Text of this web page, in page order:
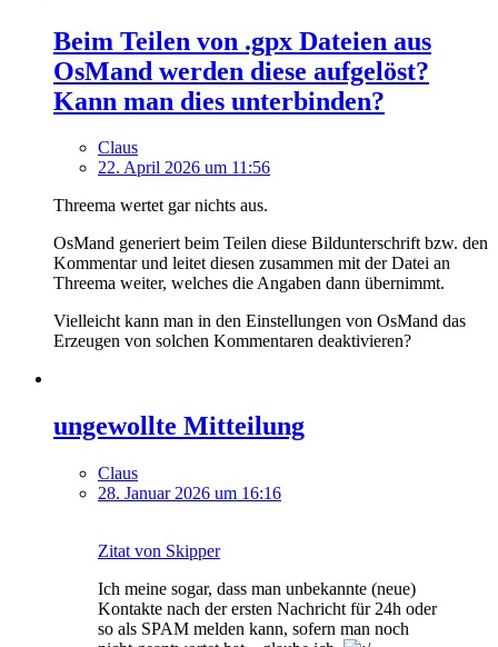
Beim Teilen von .gpx Dateien aus
OsMand werden diese aufgelöst?
Kann man dies unterbinden?
Claus
22. April 2026 um 11:56
Threema wertet gar nichts aus.
OsMand generiert beim Teilen diese Bildunterschrift bzw. den
Kommentar und leitet diesen zusammen mit der Datei an
Threema weiter, welches die Angaben dann übernimmt.
Vielleicht kann man in den Einstellungen von OsMand das
Erzeugen von solchen Kommentaren deaktivieren?
ungewollte Mitteilung
Claus
28. Januar 2026 um 16:16
Zitat von Skipper
Ich meine sogar, dass man unbekannte (neue)
Kontakte nach der ersten Nachricht für 24h oder
so als SPAM melden kann, sofern man noch